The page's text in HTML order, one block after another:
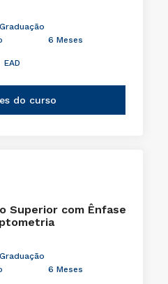
6 Meses
EAD
do curso
Superior com Ênfase
6 Meses